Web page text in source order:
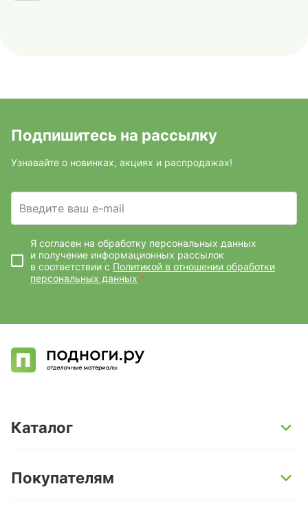
Подпишитесь на рассылку
Узнавайте о новинках, акциях и распродажах!
Введите ваш e-mail
Я согласен на обработку персональных данных
и получение информационных рассылок
в соответствии с Политикой в отношении обработки
персональных данных *
Каталог
Кварц-винил и LVT-плитка
Покупателям